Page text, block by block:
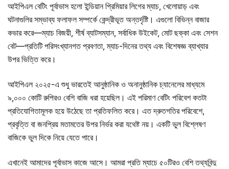
আইপিএল বেটিং পূর্বাভাস হলো ইন্ডিয়ান প্রিমিয়ার লিগের ম্যাচ, খেলোয়াড় এবং
ঘটনাগুলির সম্ভাব্য ফলাফল সম্পর্কে কেন্দ্রীভূত অন্তর্দৃষ্টি। এগুলো বিভিন্ন বাজার
কভার করে—ম্যাচ বিজয়ী, শীর্ষ ব্যাটসম্যান, সর্বাধিক উইকেট, মোট ছক্কা এবং সেশন
বেট—প্রতিটি পরিসংখ্যানগত প্রবণতা, ম্যাচ-দিনের তথ্য এবং বিশেষজ্ঞ ব্যাখ্যার
উপর ভিত্তি করে।
আইপিএল ২০২৫-এ শুধু ভারতেই আনুষ্ঠানিক ও অনানুষ্ঠানিক চ্যানেলের মাধ্যমে
৯,০০০ কোটি রুপিরও বেশি বাজি ধরা হয়েছিল। এই পরিমাণ বেটিং পরিবেশ কতটা
প্রতিযোগিতামূলক হয়ে উঠেছে তা প্রতিফলিত করে। এত দ্রুতগতির পরিবেশে,
প্রবৃত্তি বা জনপ্রিয় মতামতের উপর নির্ভর করা যথেষ্ট নয়। একটি ভুল বিশ্লেষণ
বাজিকে ভুল দিকে নিয়ে যেতে পারে।
এখানেই আমাদের পূর্বাভাস কাজে আসে। আমরা প্রতি ম্যাচে ৫০টিরও বেশি তথ্যবিন্দু